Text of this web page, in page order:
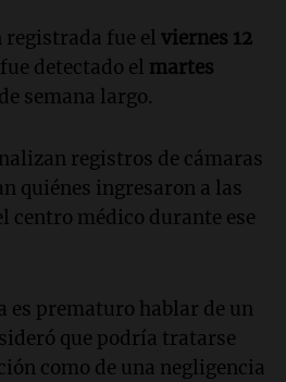
fue el viernes 12
detectado el martes
semana largo.
registros de cámaras
quiénes ingresaron a las
centro médico durante ese
es prematuro hablar de un
que podría tratarse
como de una negligencia